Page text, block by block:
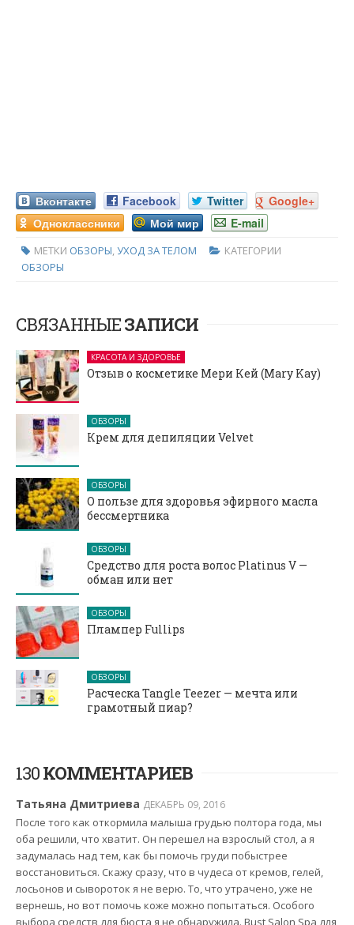
Вконтакте Facebook Twitter
Google+
Одноклассники
Мой мир E-mail
МЕТКИ ОБЗОРЫ,УХОД ЗА ТЕЛОМ
КАТЕГОРИИ
ОБЗОРЫ
СВЯЗАННЫЕЗАПИСИ
КРАСОТА И ЗДОРОВЬЕ
Отзыв о косметике Мери Кей (Mary Kay)
ОБЗОРЫ
Крем для депиляции Velvet
ОБЗОРЫ
О пользе для здоровья эфирного масла
бессмертника
ОБЗОРЫ
Средство для роста волос Platinus V —
обман или нет
ОБЗОРЫ
Плампер Fullips
ОБЗОРЫ
Расческа Tangle Teezer — мечта или
грамотный пиар?
130КОММЕНТАРИЕВ
Татьяна Дмитриева ДЕКАБРЬ 09, 2016
После того как откормила малыша грудью полтора года, мы
оба решили, что хватит. Он перешел на взрослый стол, а я
задумалась над тем, как бы помочь груди побыстрее
восстановиться. Скажу сразу, что в чудеса от кремов, гелей,
лосьонов и сывороток я не верю. То, что утрачено, уже не
вернешь, но вот помочь коже можно попытаться. Особого
выбора средств для бюста я не обнаружила. Bust Salon Spa для